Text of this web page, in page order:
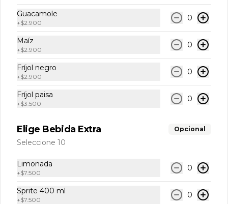
Jugo de Naranja
Guacamole
+$2.900
0
Maíz
+$2.900
0
Fríjol negro
+$2.900
0
Fríjol paisa
+$3.500
0
Elige Bebida Extra Opcional
Seleccione 10
Limonada
+$7.500
0
Sprite 400 ml
+$7.500
0